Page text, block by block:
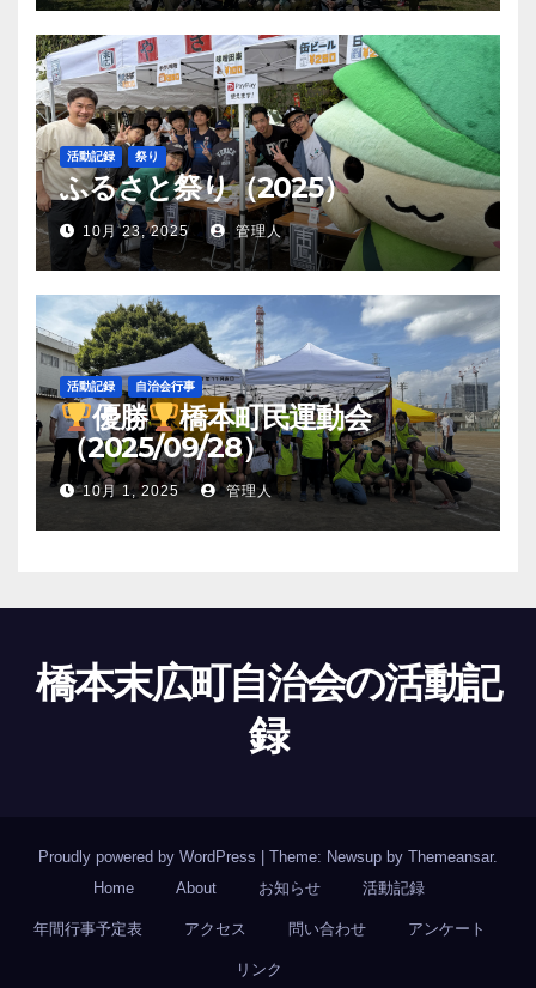
活動記録 祭り
ふるさと祭り（2025）
10月 23, 2025 管理人
活動記録 自治会行事
優勝
橋本町民運動会
（2025/09/28）
10月 1, 2025 管理人
橋本末広町自治会の活動記
録
Proudly powered by WordPress Theme: Newsup by Themeansar.
Home
About お知らせ 活動記録
年間行事予定表 アクセス 問い合わせ アンケート
リンク